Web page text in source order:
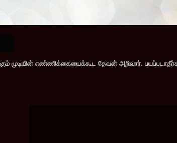
முடியின் எண்ணிக்கையைக்கூட தேவன் அறிவார்.